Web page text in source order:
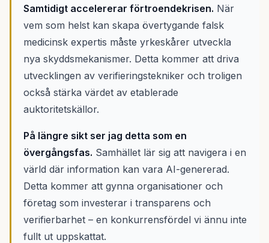
Samtidigt accelererar förtroendekrisen. När
vem som helst kan skapa övertygande falsk
medicinsk expertis måste yrkeskårer utveckla
nya skyddsmekanismer. Detta kommer att driva
utvecklingen av verifieringstekniker och troligen
också stärka värdet av etablerade
auktoritetskällor.
På längre sikt ser jag detta som en
övergångsfas. Samhället lär sig att navigera i en
värld där information kan vara AI-genererad.
Detta kommer att gynna organisationer och
företag som investerar i transparens och
verifierbarhet – en konkurrensfördel vi ännu inte
fullt ut uppskattat.